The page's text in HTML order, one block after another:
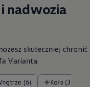
nadwozia
skuteczniej chronić
Varianta.
Wnętrze (6) Koła (3)